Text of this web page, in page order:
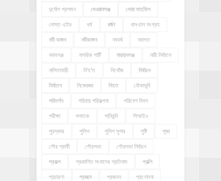
দুর্যোগ প্রশমন দেওয়ানগঞ্জ দোয়া মাহফিল
দোস্ত এইড ধর্ম ধর্ষণ ধান-চাল সংগ্রহ
নদী ভাঙ্গন নদীভাঙ্গন নববর্ষ নবাগত
নবাবগঞ্জ নাগরিক পার্টি নারায়নগঞ্জ নারী নির্যাতন
নালিতাবাড়ী নি'হ'ত নিখোঁজ নির্বাচন
নির্যাতন নিষেধাজ্ঞা নিহত নৌকাডুবি
পরিদর্শন পরিবার পরিকল্পনা পরিবেশ দিবস
পরীক্ষা পলাতক পানিবন্দি পিআইও
পুরস্কার পুলিশ পুলিশ সুপার পুষ্টি পূজা
পৌর প্রার্থী পৌরসভা পৌরসভা নির্বাচন
প্রকল্প প্রকাশিত সংবাদের প্রতিবাদ প্রক্সি
প্রচারণা প্রচ্ছদ প্রজনন প্রণোদনা